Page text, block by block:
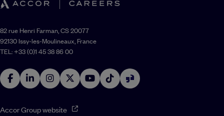
82 rue Henri Farman, CS 20077
92130 Issy-les-Moulineaux, France
TEL: +33 (0)1 45 38 86 00
Accor Group website